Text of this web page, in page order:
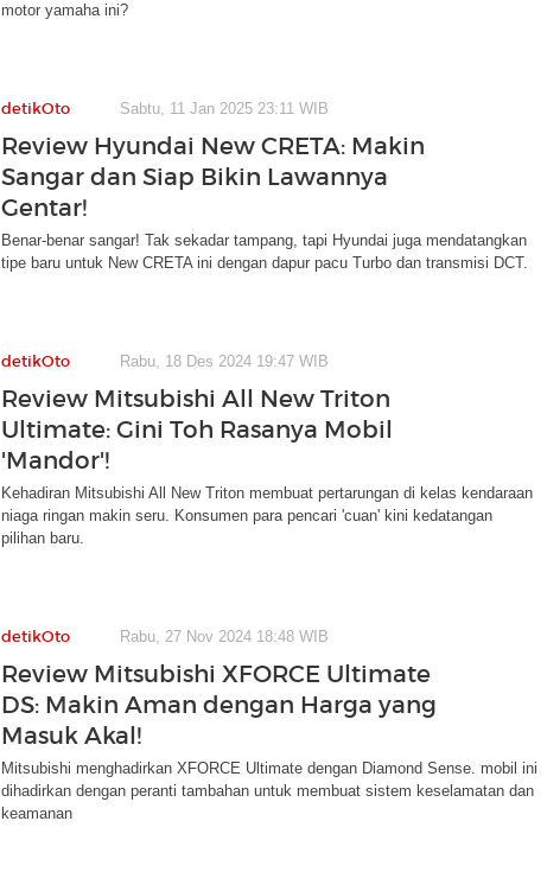
motor yamaha ini?
detikOto Sabtu, 11 Jan 2025 23:11 WIB
Review Hyundai New CRETA: Makin
Sangar dan Siap Bikin Lawannya
Gentar!
Benar-benar sangar! Tak sekadar tampang, tapi Hyundai juga mendatangkan
tipe baru untuk New CRETA ini dengan dapur pacu Turbo dan transmisi DCT.
detikOto Rabu, 18 Des 2024 19:47 WIB
Review Mitsubishi All New Triton
Ultimate: Gini Toh Rasanya Mobil
'Mandor'!
Kehadiran Mitsubishi All New Triton membuat pertarungan di kelas kendaraan
niaga ringan makin seru. Konsumen para pencari 'cuan' kini kedatangan
pilihan baru.
detikOto Rabu, 27 Nov 2024 18:48 WIB
Review Mitsubishi XFORCE Ultimate
DS: Makin Aman dengan Harga yang
Masuk Akal!
Mitsubishi menghadirkan XFORCE Ultimate dengan Diamond Sense. mobil ini
dihadirkan dengan peranti tambahan untuk membuat sistem keselamatan dan
keamanan